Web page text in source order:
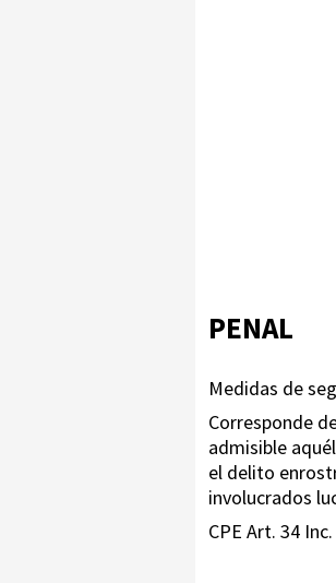
PENAL
Medidas de
Corresponde
admisible
el delito
involucrados
CPE Art. 34